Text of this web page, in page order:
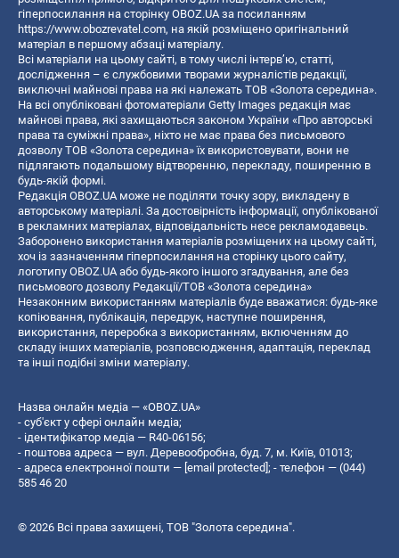
гіперпосилання на сторінку OBOZ.UA за посиланням
https://www.obozrevatel.com, на якій розміщено оригінальний
матеріал в першому абзаці матеріалу.
Всі матеріали на цьому сайті, в тому числі інтерв’ю, статті,
дослідження – є службовими творами журналістів редакції,
виключні майнові права на які належать ТОВ «Золота середина».
На всі опубліковані фотоматеріали Getty Images редакція має
майнові права, які захищаються законом України «Про авторські
права та суміжні права», ніхто не має права без письмового
дозволу ТОВ «Золота середина» їх використовувати, вони не
підлягають подальшому відтворенню, перекладу, поширенню в
будь-якій формі.
Редакція OBOZ.UA може не поділяти точку зору, викладену в
авторському матеріалі. За достовірність інформації, опублікованої
в рекламних матеріалах, відповідальність несе рекламодавець.
Заборонено використання матеріалів розміщених на цьому сайті,
хоч із зазначенням гіперпосилання на сторінку цього сайту,
логотипу OBOZ.UA або будь-якого іншого згадування, але без
письмового дозволу Редакції/ТОВ «Золота середина»
Незаконним використанням матеріалів буде вважатися: будь-яке
копiювання, публiкацiя, передрук, наступне поширення,
використання, переробка з використанням, включенням до
складу інших матеріалів, розповсюдження, адаптація, переклад
та інші подібні зміни матеріалу.
Назва онлайн медіа — «OBOZ.UA»
- суб'єкт у сфері онлайн медіа;
- ідентифікатор медіа — R40-06156;
- поштова адреса — вул. Деревообробна, буд. 7, м. Київ, 01013;
- адреса електронної пошти — [email protected] ; - телефон — (044)
585 46 20
© 2026 Всі права захищені, ТОВ "Золота середина".